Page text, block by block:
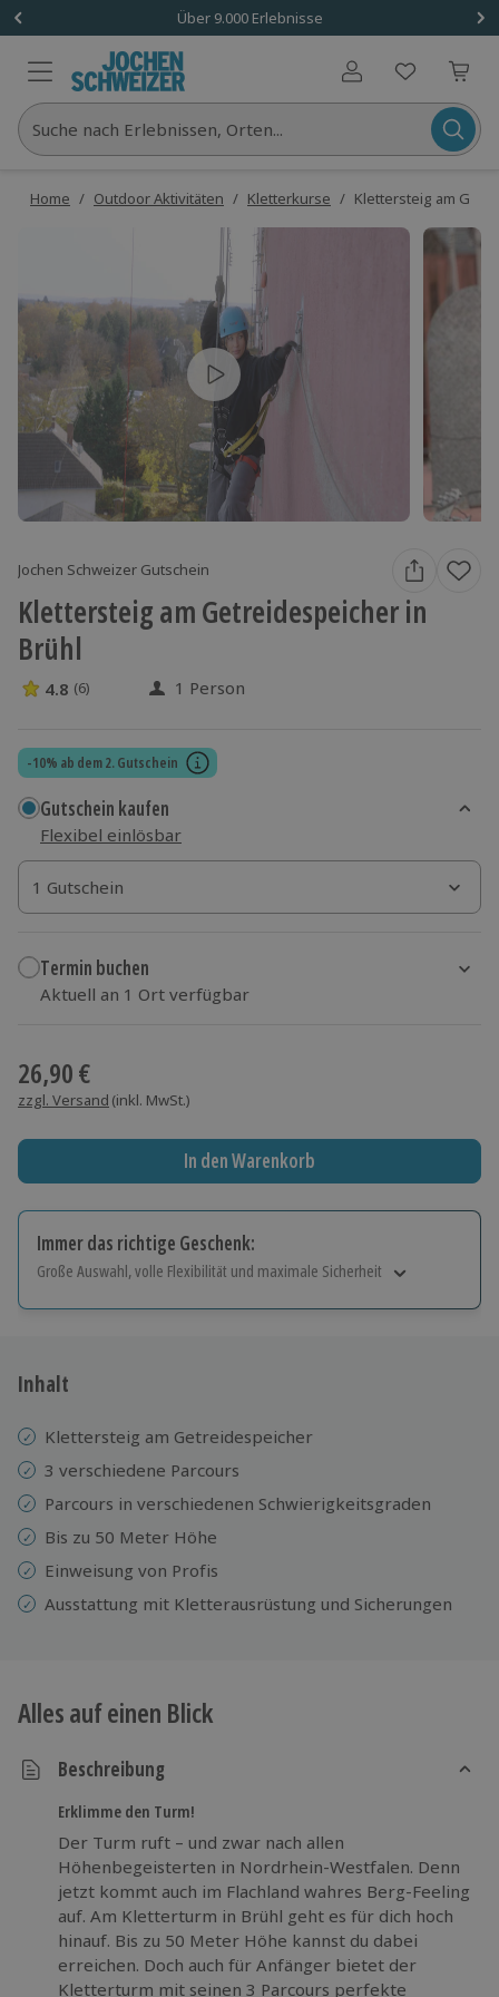
Über 9.000 Erlebnisse
Benutzerkonto
Suche nach Erlebnissen, Orten...
Home / Outdoor Aktivitäten / Kletterkurse / Klettersteig am
Jochen Schweizer Gutschein
Klettersteig am Getreidespeicher in
Brühl
4.8 Sterne von 5 aus 6 Bewertungen
4.8 (6) 1 Person
-10% ab dem 2. Gutschein
Gutschein kaufen
Flexibel einlösbar
1 Gutschein
1 Gutschein
1 Gutschein
Termin buchen
Aktuell an 1 Ort verfügbar
26,90 €
zzgl. Versand (inkl. MwSt.)
In den Warenkorb
Immer das richtige Geschenk:
Große Auswahl, volle Flexibilität und maximale Sicherheit
Jeder Gutschein für alle Erlebnisse einlösbar.
Inhalt
Klettersteig am Getreidespeicher
3 verschiedene Parcours
Parcours in verschiedenen Schwierigkeitsgraden
Bis zu 50 Meter Höhe
Einweisung von Profis
Ausstattung mit Kletterausrüstung und Sicherungen
Alles auf einen Blick
Beschreibung
Erklimme den Turm!
Der Turm ruft – und zwar nach allen
Höhenbegeisterten in Nordrhein-Westfalen. Denn
jetzt kommt auch im Flachland wahres Berg-Feeling
auf. Am Kletterturm in Brühl geht es für dich hoch
hinauf. Bis zu 50 Meter Höhe kannst du dabei
erreichen. Doch auch für Anfänger bietet der
Kletterturm mit seinen 3 Parcours perfekte